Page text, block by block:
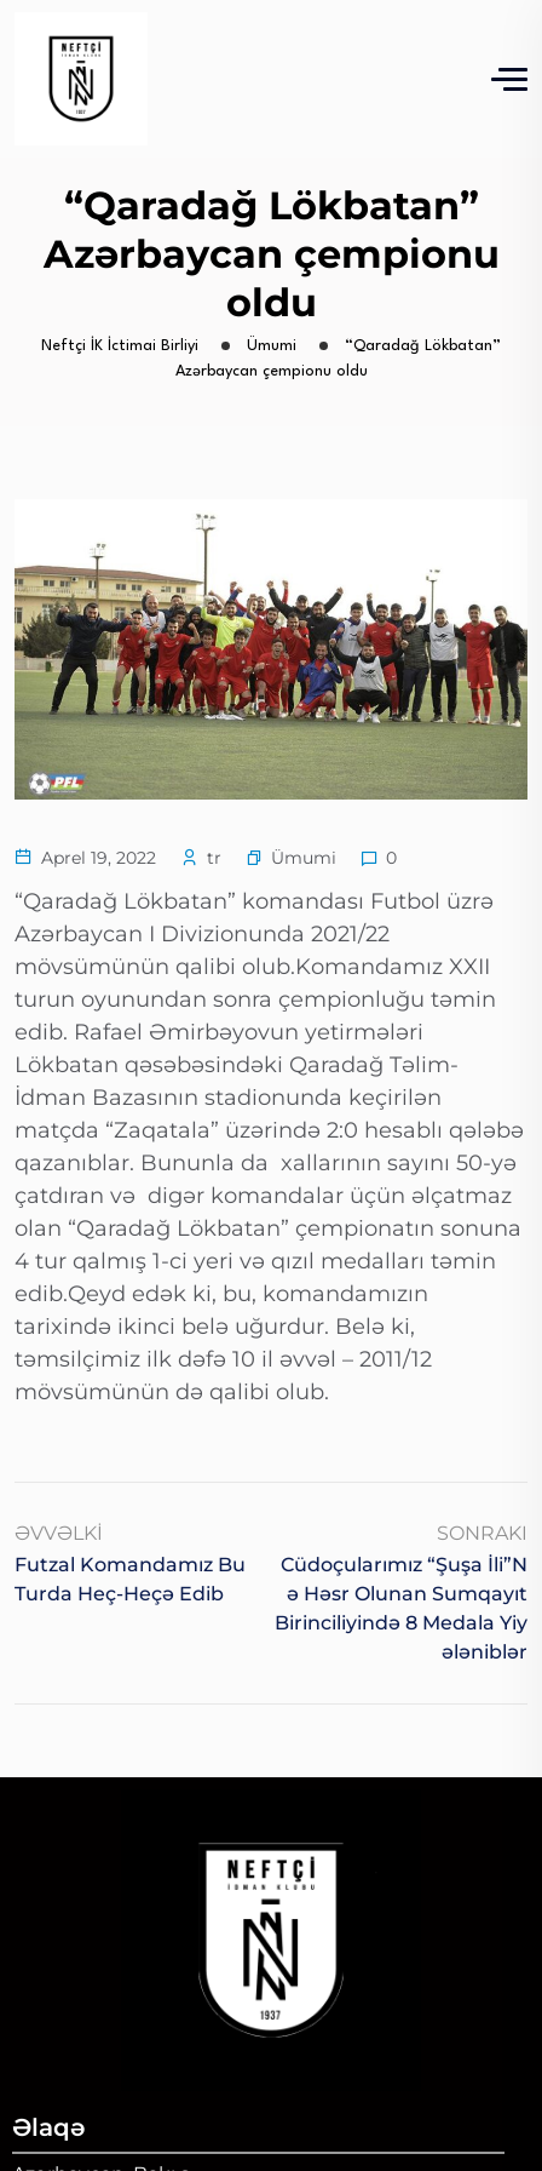
“Qaradağ Lökbatan”
Azərbaycan çempionu
oldu
Neftçi İK İctimai Birliyi Ümumi
“Qaradağ Lökbatan”
Azərbaycan çempionu oldu
Aprel 19, 2022 tr Ümumi 0
“Qaradağ Lökbatan” komandası Futbol üzrə
Azərbaycan I Divizionunda 2021/22
mövsümünün qalibi olub.Komandamız XXII
turun oyunundan sonra çempionluğu təmin
edib. Rafael Əmirbəyovun yetirmələri
Lökbatan qəsəbəsindəki Qaradağ Təlim-
İdman Bazasının stadionunda keçirilən
matçda “Zaqatala” üzərində 2:0 hesablı qələbə
qazanıblar. Bununla da xallarının sayını 50-yə
çatdıran və digər komandalar üçün əlçatmaz
olan “Qaradağ Lökbatan” çempionatın sonuna
4 tur qalmış 1-ci yeri və qızıl medalları təmin
edib.Qeyd edək ki, bu, komandamızın
tarixində ikinci belə uğurdur. Belə ki,
təmsilçimiz ilk dəfə 10 il əvvəl – 2011/12
mövsümünün də qalibi olub.
ƏVVƏLKI
Futzal Komandamız Bu
Turda Heç-Heçə Edib
SONRAKI
Cüdoçularımız “Şuşa İli”n
Ə Həsr Olunan Sumqayıt
Birinciliyində 8 Medala Yiy
Ələniblər
Əlaqə